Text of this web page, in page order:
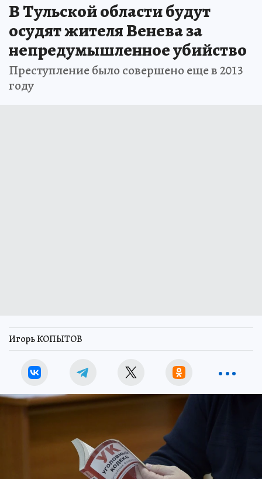
В Тульской области будут
осудят жителя Венева за
непредумышленное убийство
Преступление было совершено еще в 2013
году
Игорь КОПЫТОВ